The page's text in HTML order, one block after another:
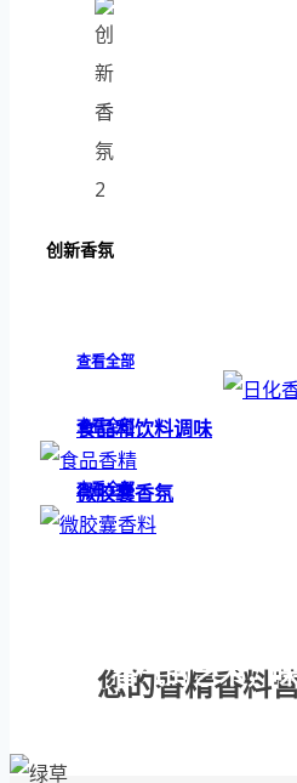
创新香氛
日化香精
查看全部
食品和饮料调味
查看全部
微胶囊香氛
查看全部
您的香精香料
香气的艺术，